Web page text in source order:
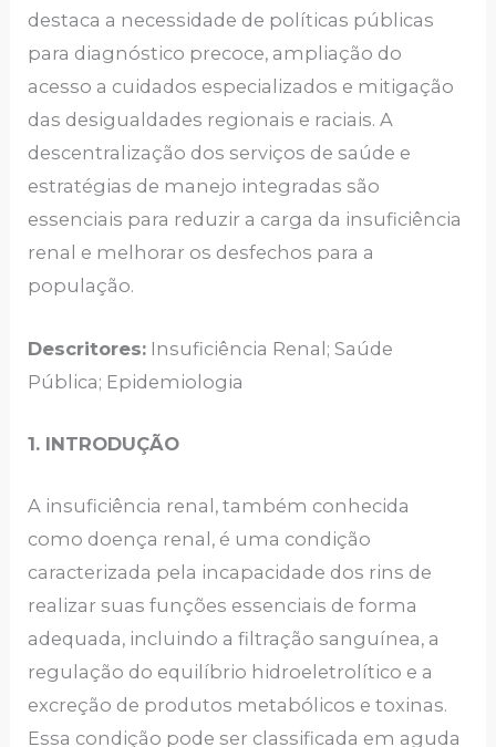
destaca a necessidade de políticas públicas
para diagnóstico precoce, ampliação do
acesso a cuidados especializados e mitigação
das desigualdades regionais e raciais. A
descentralização dos serviços de saúde e
estratégias de manejo integradas são
essenciais para reduzir a carga da insuficiência
renal e melhorar os desfechos para a
população.
Descritores: Insuficiência Renal; Saúde
Pública; Epidemiologia
1. INTRODUÇÃO
A insuficiência renal, também conhecida
como doença renal, é uma condição
caracterizada pela incapacidade dos rins de
realizar suas funções essenciais de forma
adequada, incluindo a filtração sanguínea, a
regulação do equilíbrio hidroeletrolítico e a
excreção de produtos metabólicos e toxinas.
Essa condição pode ser classificada em aguda